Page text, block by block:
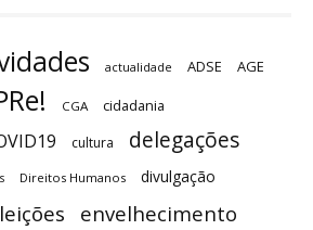
actualidade ADSE AGE
CGA cidadania
cultura delegações
Direitos Humanos divulgação
envelhecimento